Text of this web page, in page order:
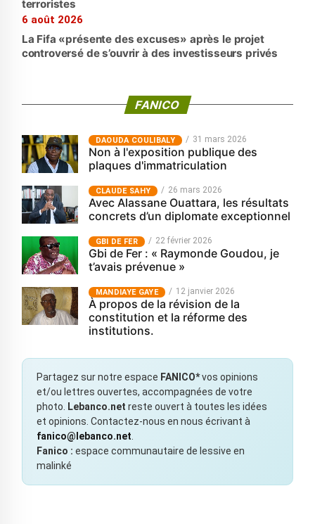
terroristes
6 août 2026
La Fifa «présente des excuses» après le projet
controversé de s’ouvrir à des investisseurs privés
FANICO
‎DAOUDA COULIBALY 31 mars 2026
Non à l'exposition publique des
plaques d'immatriculation
CLAUDE SAHY 26 mars 2026
Avec Alassane Ouattara, les résultats
concrets d’un diplomate exceptionnel
GBI DE FER 22 février 2026
Gbi de Fer : « Raymonde Goudou, je
t’avais prévenue »
MANDIAYE GAYE 12 janvier 2026
À propos de la révision de la
constitution et la réforme des
institutions.
Partagez sur notre espace FANICO*vos opinions
et/ou lettres ouvertes, accompagnées de votre
photo. Lebanco.net reste ouvert à toutes les idées
et opinions. Contactez-nous en nous écrivant à
fanico@lebanco.net.
Fanico : espace communautaire de lessive en
malinké